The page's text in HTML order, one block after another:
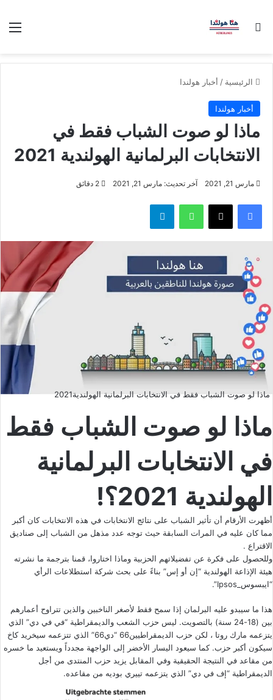
بحث عن
الرئيسية / أخبار هولندا
أخبار هولندا
ماذا لو صوت الشباب فقط في
الانتخابات البرلمانية الهولندية 2021
مارس 21, 2021 آخر تحديث: مارس 21, 2021
فيسبوك ‫X واتساب تيلقرام
ماذا لو صوت الشباب فقط في الانتخابات البرلمانية الهولندية2021
ماذا لو صوت الشباب فقط
في الانتخابات البرلمانية
الهولندية 2021؟!
أظهرت الأرقام أن تأثير الشباب على نتائج الانتخابات في هذه الانتخابات كان أكبر
مما كان عليه في المرات السابقة حيث توجه عدد مذهل من الشباب إلى صناديق
الاقتراع .
وللحصول على فكرة عن تفضيلاتهم الحزبية وماذا اختاروا، قمنا بترجمة ما نشرته
هيئة الإذاعة الهولندية “إن أو إس” بناءً على بحث شركة استطلاعات الرأي
“ايبسوس_Ipsos”.
هذا ما سيبدو عليه البرلمان إذا سمح فقط لأصغر الناخبين والذين تتراوح أعمارهم
بين (18-24 سنة) بالتصويت. ليس حزب الشعب والديمقراطية “في في دي” الذي
يتزعمه مارك روتا ، لكن حزب الديمقراطيين66 “دي66” الذي تتزعمه سيخريد كاخ
سيكون أكبر حزب. كما سيعود اليسار الأخضر إلى الواجهة مجدداً ويستعيد ما خسره
من مقاعد في النتيجة الحقيقية وفي المقابل يزيد حزب المنتدى من أجل
الديمقراطية “إف في دي” الذي يتزعمه تييري بوديه من مقاعده.